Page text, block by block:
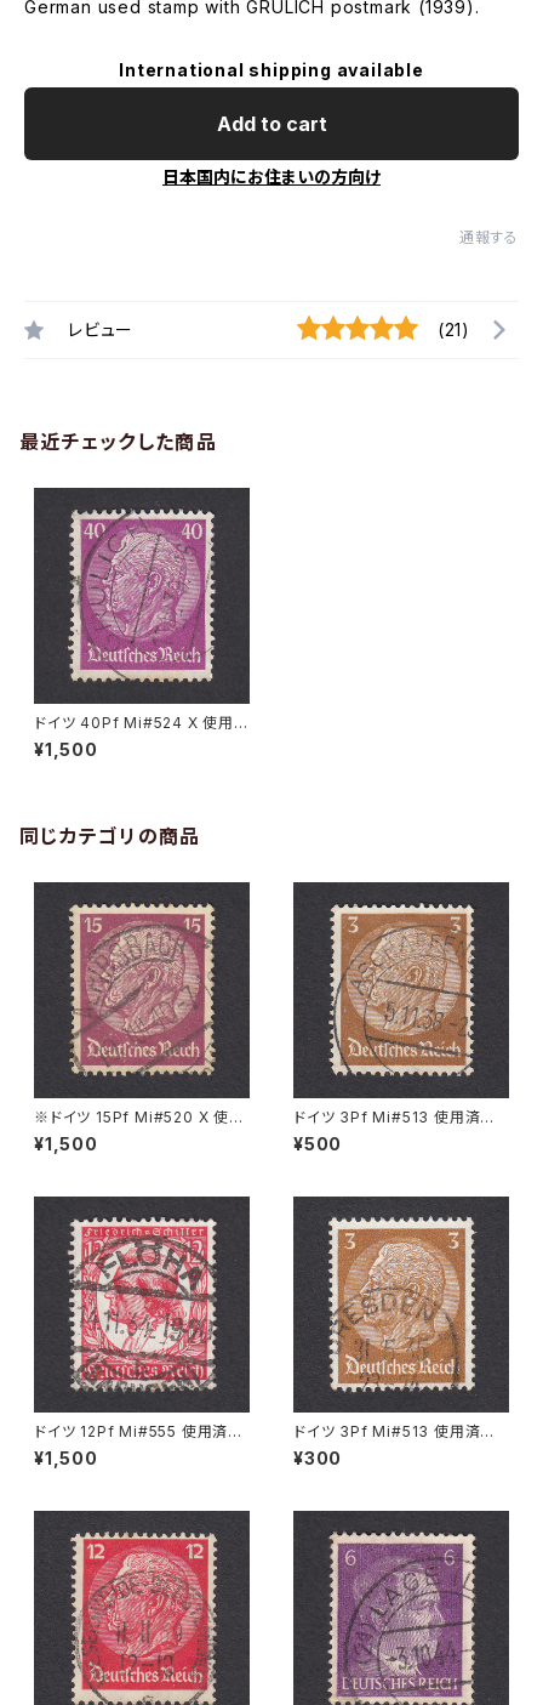
German used stamp with GRULICH postmark (1939).
International shipping available
Add to cart
日本国内にお住まいの方向け
通報する
レビュー (21)
最近チェックした商品
ドイツ 40Pf Mi#524 X 使用済
み切手｜GRULICH 13.12.193
9
¥1,500
同じカテゴリの商品
※ドイツ 15Pf Mi#520 X 使用
済み切手｜ALPIRSBACH 19.J
UL.1940
¥1,500
ドイツ 3Pf Mi#513 使用済み
切手｜ASCHAFFENBURG 5.1
1.1936
¥500
ドイツ 12Pf Mi#555 使用済み
切手｜FLÖHA 14.11.1934
¥1,500
ドイツ 3Pf Mi#513 使用済み
切手｜DRESDEN 31.5.1935
¥300